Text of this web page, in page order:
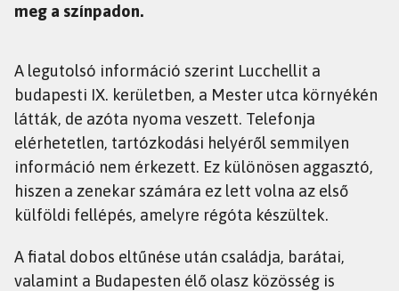
meg a színpadon.
A legutolsó információ szerint Lucchellit a
budapesti IX. kerületben, a Mester utca környékén
látták, de azóta nyoma veszett. Telefonja
elérhetetlen, tartózkodási helyéről semmilyen
információ nem érkezett. Ez különösen aggasztó,
hiszen a zenekar számára ez lett volna az első
külföldi fellépés, amelyre régóta készültek.
A fiatal dobos eltűnése után családja, barátai,
valamint a Budapesten élő olasz közösség is